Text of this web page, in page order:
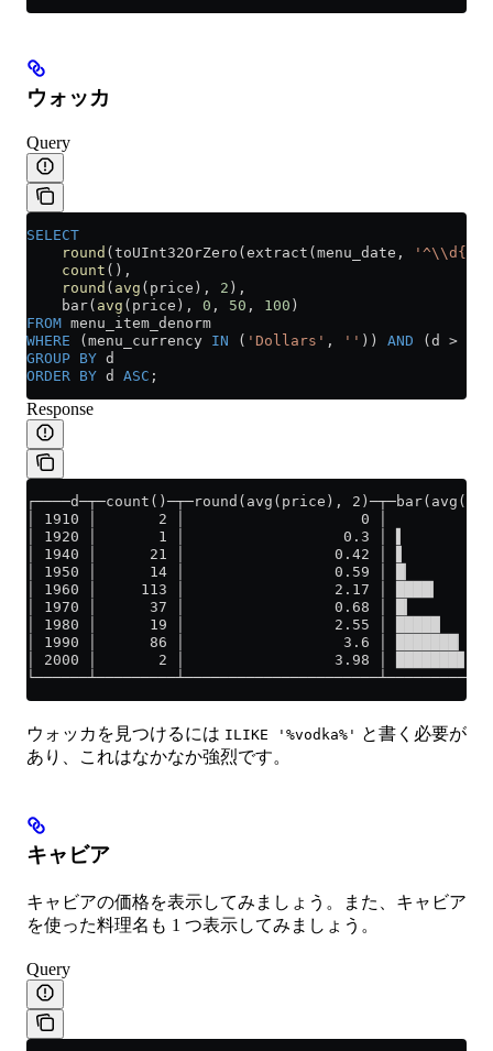
ウォッカ
Query
SELECT
    round
(toUInt32OrZero(extract(menu_date,
'^\\d{4}'
    count
(),
    round
( avg (price), 2 ),
    bar(
avg (price), 0 , 50 , 100 )
FROM menu_item_denorm
WHERE (menu_currency IN ( 'Dollars' , '' )) AND (d >
GROUP BY d
ORDER BY d ASC ;
Response
┌────d─┬─count()─┬─round(avg(price),
│ 1910 │       2 │                    0 │
│ 1920 │       1 │                  0.3 │ ▌
│ 1940 │      21 │                 0.42 │ ▋
│ 1950 │      14 │                 0.59 │ █▏
│ 1960 │     113 │                 2.17 │ ████▎
│ 1970 │      37 │                 0.68 │ █▎
│ 1980 │      19 │                 2.55 │ █████
│ 1990 │      86 │                  3.6 │
│ 2000 │       2 │                 3.98 │
ウォッカを見つけるには ILIKE '%vodka%' と書く必要が
あり、これはなかなか強烈です。
キャビア
キャビアの価格を表示してみましょう。また、キャビア
を使った料理名も 1 つ表示してみましょう。
Query